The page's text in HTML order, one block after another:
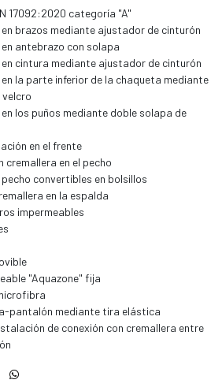
17092:2020 categoría "A"
brazos mediante ajustador de cinturón
antebrazo con solapa
en cintura mediante ajustador de cinturón
la parte inferior de la chaqueta mediante
los puños mediante doble solapa de
en el frente
cremallera en el pecho
convertibles en bolsillos
en la espalda
impermeables
"Aquazone" fija
pantalón mediante tira elástica
de conexión con cremallera entre